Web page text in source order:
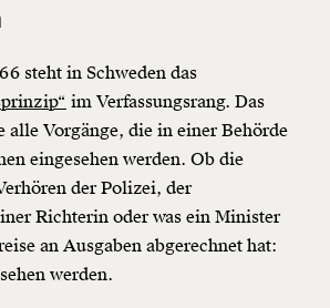
steht in Schweden das
im Verfassungsrang. Das
alle Vorgänge, die in einer Behörde
eingesehen werden. Ob die
der Polizei, der
Richterin oder was ein Minister
an Ausgaben abgerechnet hat:
werden.